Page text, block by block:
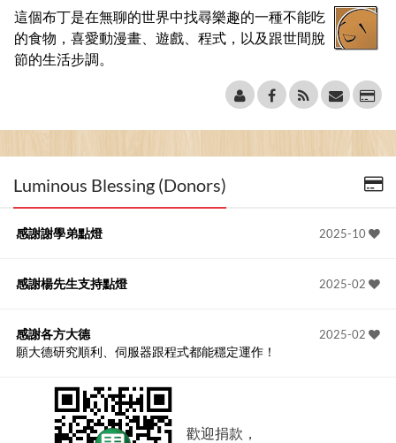
這個布丁是在無聊的世界中找尋樂趣的一種不能吃
的食物，喜愛動漫畫、遊戲、程式，以及跟世間脫
節的生活步調。
Luminous Blessing (Donors)
2025-10
感謝謝學弟點燈
2025-02
感謝楊先生支持點燈
2025-02
感謝各方大德
願大德研究順利、伺服器跟程式都能穩定運作！
歡迎捐款，